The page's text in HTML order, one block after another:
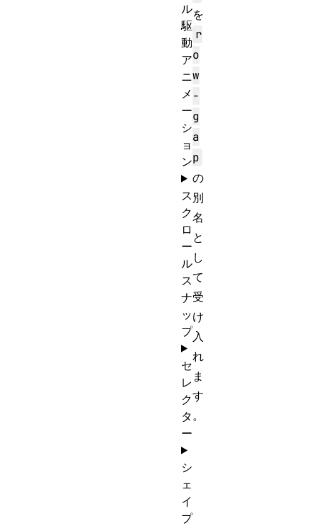
を
r
o
w
-
g
a
p
の
別
名
と
し
て
受
け
入
れ
ま
す
。
ル
駆
動
ア
ニ
メ
ー
シ
ョ
ン
ス
ク
ロ
ー
ル
ス
ナ
ッ
プ
セ
レ
ク
タ
ー
シ
ェ
イ
プ